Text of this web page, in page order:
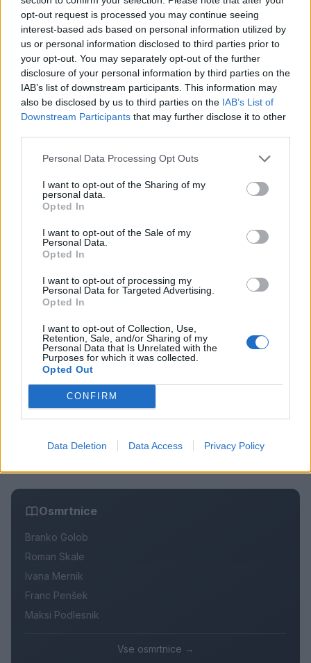
opt-out request is processed you may continue seeing
interest-based ads based on personal information utilized by
us or personal information disclosed to third parties prior to
your opt-out. You may separately opt-out of the further
disclosure of your personal information by third parties on the
IAB’s list of downstream participants. This information may
also be disclosed by us to third parties on the IAB’s List of
Downstream Participants that may further disclose it to other
Personal Data Processing Opt Outs
I want to opt-out of the Sharing of my
personal data.
Opted In
I want to opt-out of the Sale of my
Personal Data.
Opted In
I want to opt-out of processing my
Personal Data for Targeted Advertising.
Opted In
I want to opt-out of Collection, Use,
Retention, Sale, and/or Sharing of my
Personal Data that Is Unrelated with the
Purposes for which it was collected.
Opted Out
CONFIRM
Data Deletion Data Access Privacy Policy
Failed to fetch
Prihajajoči dogodki
AVG
8
Poletni bolšji sejem
08:00
AVG
8
Spider-Man: Nov dan
18:00
AVG
8
Fuj, gosenica!
8 21:00
Najbolj brano
moškega udaril s steklenico in ga zabodel
(VIDEO) "Mislil sem, da je konec": Lastnik
velenjske picerije o padcu s padalom na
Hrvaškem
3
Dopustniška drama: Policija pričakala letalo s
Korošico po pristanku
4
Na Šaleški cesti v Velenju občanka poškodovala
tri vozila
Prijava pogrešanja razkrila tragedijo: V hiši našli
mrtvega 76-letnika
Osmrtnice
Branko Golob
Roman Skale
Ivana Mernik
Franc Penšek
Maksi Podlesnik
Vse osmrtnice →